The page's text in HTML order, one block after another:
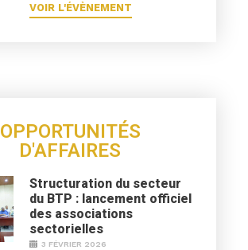
VOIR L'ÉVÈNEMENT
OPPORTUNITÉS
D'AFFAIRES
Structuration du secteur
du BTP : lancement officiel
des associations
sectorielles
3 FÉVRIER 2026